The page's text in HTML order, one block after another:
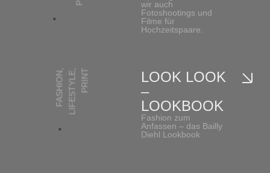
wir auch
Fotoshootings und
Filme für
Hochzeitspaare.
FASHIONLIFESTYLE PRINT
LOOK LOOK
–
LOOKBOOK
Fashion zum
Anfassen – das Bailly
Diehl Lookbook